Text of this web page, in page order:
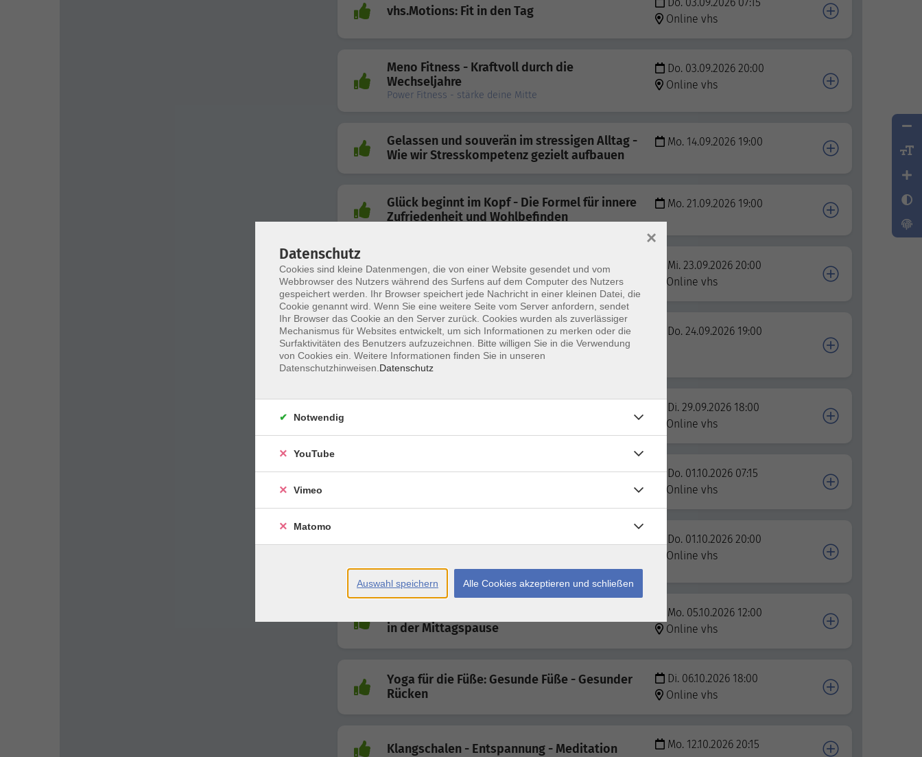
vhs.Motions: Fit in den Tag
Online vhs
Meno Fitness - Kraftvoll durch die
Wechseljahre
Power Fitness - stärke deine Mitte
Do. 03.09.2026 20:00
Online vhs
Gelassen und souverän im stressigen Alltag -
Wie wir Stresskompetenz gezielt aufbauen
Mo. 14.09.2026 19:00
Glück beginnt im Kopf - Die Formel für innere
Zufriedenheit und Wohlbefinden
Mo. 21.09.2026 19:00
Nacken-Schulter-Sanfte Übungen zur
Lockerung der Muskulatur
Mi. 23.09.2026 20:00
Online vhs
Mental stark dank Resilienz - auch in
schwierigen Situationen - Die 7 Säulen
psychischer Widerstandskraft
Do. 24.09.2026 19:00
Di. 29.09.2026 18:00
Online vhs
Do. 01.10.2026 07:15
Online vhs
Power Fitness - stärke deine Mitte
Do. 01.10.2026 20:00
Online vhs
in der Mittagspause
Mo. 05.10.2026 12:00
Online vhs
Yoga für die Füße: Gesunde Füße - Gesunder
Rücken
Di. 06.10.2026 18:00
Online vhs
Klangschalen - Entspannung - Meditation Mo. 12.10.2026 20:15
Datenschutz
Cookies sind kleine Datenmengen, die von einer Website gesendet und vom
Webbrowser des Nutzers während des Surfens auf dem Computer des Nutzers
gespeichert werden. Ihr Browser speichert jede Nachricht in einer kleinen Datei, die
Cookie genannt wird. Wenn Sie eine weitere Seite vom Server anfordern, sendet
Ihr Browser das Cookie an den Server zurück. Cookies wurden als zuverlässiger
Mechanismus für Websites entwickelt, um sich Informationen zu merken oder die
Surfaktivitäten des Benutzers aufzuzeichnen. Bitte willigen Sie in die Verwendung
von Cookies ein. Weitere Informationen finden Sie in unseren
Datenschutzhinweisen. Datenschutz
×
Notwendig
YouTube
Vimeo
Matomo
Auswahl speichern Alle Cookies akzeptieren und schließen